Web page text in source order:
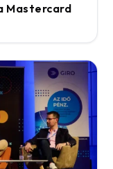
Mastercard